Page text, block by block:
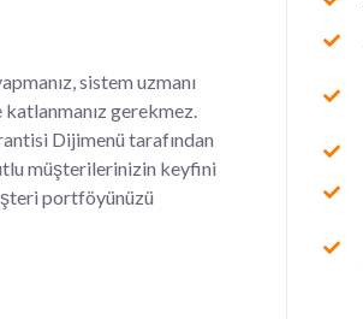
sistem uzmanı
gerekmez.
Dijimenü tarafından
müşterilerinizin keyfini
portföyünüzü